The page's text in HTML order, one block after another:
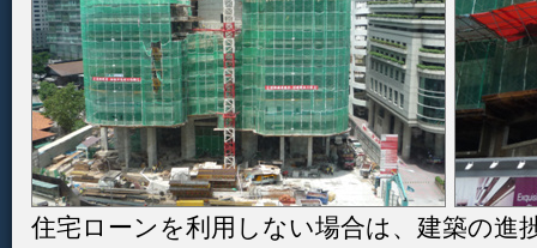
住宅ローンを利用しない場合は、建築の進